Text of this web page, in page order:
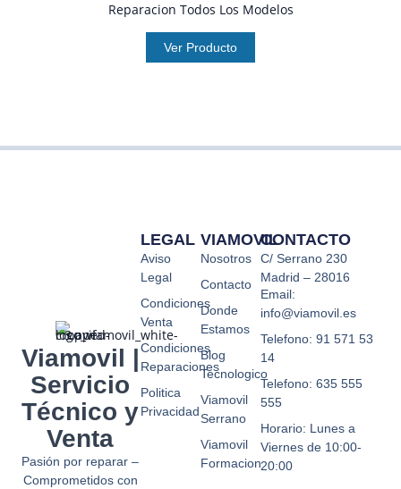
Reparacion Todos Los Modelos
Ver Producto
Viamovil |
Servicio
Técnico y
Venta
Pasión por reparar –
Comprometidos con
VIAMOVIL
Nosotros
Contacto
Donde
Estamos
Blog
Tecnologico
Viamovil
Serrano
Viamovil
Formacion
LEGAL
Aviso
Legal
Condiciones
Venta
Condiciones
Reparaciones
Politica
Privacidad
CONTACTO
C/ Serrano 230
Madrid – 28016
Email:
info@viamovil.es
Telefono: 91 571 53
14
Telefono: 635 555
555
Horario: Lunes a
Viernes de 10:00-
20:00